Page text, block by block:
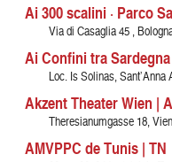
Ai 300 scalini · Parco
Via di Casaglia 45 ,
Ai Confini tra
Loc. Is Solinas, Sant’Anna
Akzent Theater Wien |
Theresianumgasse 18,
AMVPPC de Tunis | TN